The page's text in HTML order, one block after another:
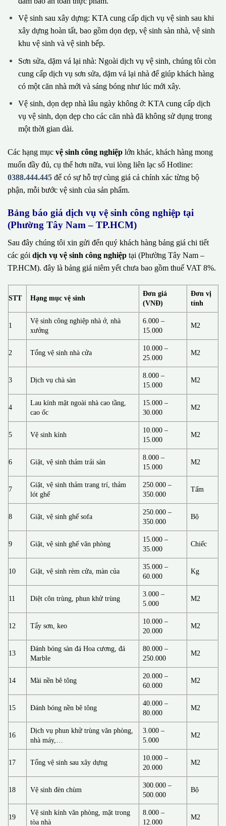
Vệ sinh sau xây dựng: KTA cung cấp dịch vụ vệ sinh sau khi
xây dựng hoàn tất, bao gồm dọn dẹp, vệ sinh sàn nhà, vệ sinh
khu vệ sinh và vệ sinh bếp.
Sơn sửa, dặm vá lại nhà: Ngoài dịch vụ vệ sinh, chúng tôi còn
cung cấp dịch vụ sơn sửa, dặm vá lại nhà để giúp khách hàng
có một căn nhà mới và sáng bóng như lúc mới xây.
Vệ sinh, dọn dẹp nhà lâu ngày không ở: KTA cung cấp dịch
vụ vệ sinh, dọn dẹp cho các căn nhà đã không sử dụng trong
một thời gian dài.
Các hạng mục vệ sinh công nghiệp lớn khác, khách hàng mong
muốn đầy đủ, cụ thể hơn nữa, vui lòng liên lạc số Hotline:
0388.444.445 để có sự hỗ trợ cùng giá cả chính xác từng bộ
phận, mỗi bước vệ sinh của sản phẩm.
Bảng báo giá dịch vụ vệ sinh công nghiệp tại
(Phường Tây Nam – TP.HCM)
Sau đây chúng tôi xin gửi đến quý khách hàng bảng giá chi tiết
các gói dịch vụ vệ sinh công nghiệp tại (Phường Tây Nam –
TP.HCM). đây là bảng giá niêm yết chưa bao gồm thuế VAT 8%.
STT Hạng mục vệ sinh
Đơn giá
(VNĐ)
Đơn vị
tính
1
Vệ sinh công nghiệp nhà ở, nhà
xưởng
6.000 –
15.000
M2
2 Tổng vệ sinh nhà cửa
10.000 –
25.000
M2
3 Dịch vụ chà sàn
8.000 –
15.000
M2
4
Lau kính mặt ngoài nhà cao tầng,
cao ốc
15.000 –
30.000
M2
5 Vệ sinh kính
10.000 –
15.000
M2
6 Giặt, vệ sinh thảm trải sàn
8.000 –
15.000
M2
7
Giặt, vệ sinh thảm trang trí, thảm
lót ghế
250.000 –
350.000
Tấm
8 Giặt, vệ sinh ghế sofa
250.000 –
350.000
Bộ
9 Giặt, vệ sinh ghế văn phòng
15.000 –
35.000
Chiếc
10 Giặt, vệ sinh rèm cửa, màn của
35.000 –
60.000
Kg
11 Diệt côn trùng, phun khử trùng
3.000 –
5.000
M2
12 Tẩy sơn, keo
10.000 –
20.000
M2
13
Đánh bóng sàn đá Hoa cương, đá
Marble
80.000 –
250.000
M2
14 Mài nền bê tông
20.000 –
60.000
M2
15 Đánh bóng nền bê tông
40.000 –
80.000
M2
16
Dịch vụ phun khử trùng văn phòng,
nhà máy,…
3.000 –
5.000
M2
17 Tổng vệ sinh sau xây dựng
10.000 –
20.000
M2
18 Vệ sinh đèn chùm
300.000 –
500.000
Bộ
19
Vệ sinh kính văn phòng, mặt trong
tòa nhà
8.000 –
12.000
M2